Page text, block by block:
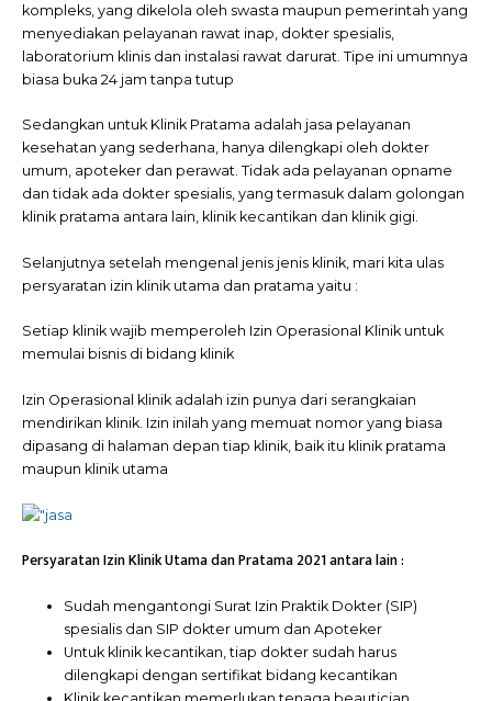
kompleks, yang dikelola oleh swasta maupun pemerintah yang
menyediakan pelayanan rawat inap, dokter spesialis,
laboratorium klinis dan instalasi rawat darurat. Tipe ini umumnya
biasa buka 24 jam tanpa tutup
Sedangkan untuk Klinik Pratama adalah jasa pelayanan
kesehatan yang sederhana, hanya dilengkapi oleh dokter
umum, apoteker dan perawat. Tidak ada pelayanan opname
dan tidak ada dokter spesialis, yang termasuk dalam golongan
klinik pratama antara lain, klinik kecantikan dan klinik gigi.
Selanjutnya setelah mengenal jenis jenis klinik, mari kita ulas
persyaratan izin klinik utama dan pratama yaitu :
Setiap klinik wajib memperoleh Izin Operasional Klinik untuk
memulai bisnis di bidang klinik
Izin Operasional klinik adalah izin punya dari serangkaian
mendirikan klinik. Izin inilah yang memuat nomor yang biasa
dipasang di halaman depan tiap klinik, baik itu klinik pratama
maupun klinik utama
Persyaratan Izin Klinik Utama dan Pratama 2021 antara lain :
Sudah mengantongi Surat Izin Praktik Dokter (SIP)
spesialis dan SIP dokter umum dan Apoteker
Untuk klinik kecantikan, tiap dokter sudah harus
dilengkapi dengan sertifikat bidang kecantikan